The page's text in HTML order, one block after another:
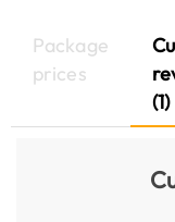
Package
prices
(1)